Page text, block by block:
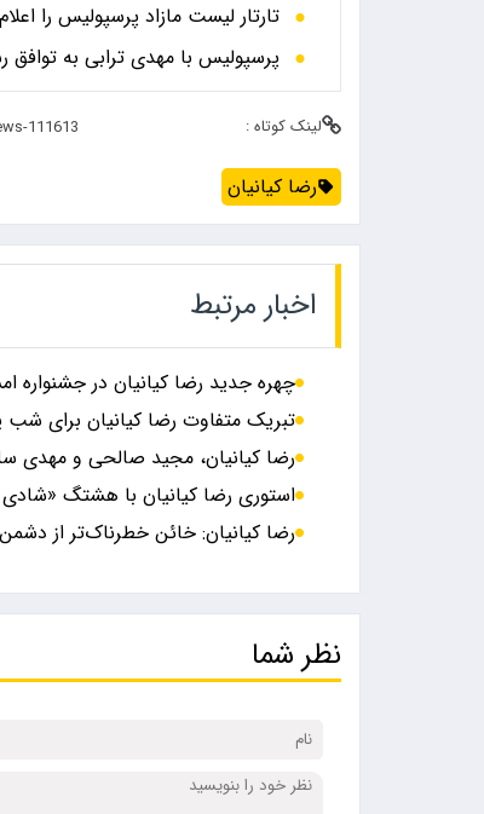
تارتار لیست مازاد پرسپولیس را
پرسپولیس با مهدی ترابی به توافق
لینک کوتاه :
رضا کیانیان
اخبار مرتبط
چهره جدید رضا کیانیان در جشنواره
تبریک متفاوت رضا کیانیان برای شب
رضا کیانیان، مجید صالحی و مهدی
استوری رضا کیانیان با هشتگ
رضا کیانیان: خائن خطرناک‌تر از
نظر شما